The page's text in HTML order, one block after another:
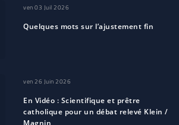
ven 03 Juil 2026
Quelques mots sur l’ajustement fin
ven 26 Juin 2026
En Vidéo : Scientifique et prêtre
catholique pour un débat relevé Klein /
Magnin